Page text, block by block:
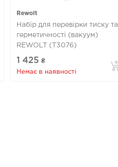
Rewolt
Набір для перевірки тиску та
герметичності (вакуум)
REWOLT (T3076)
1 425 ₴
Немає в наявності